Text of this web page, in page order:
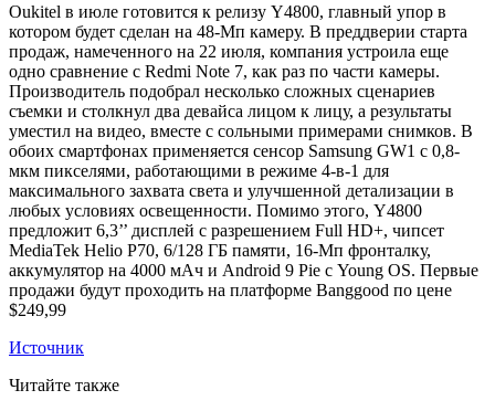
Oukitel в июле готовится к релизу Y4800, главный упор в
котором будет сделан на 48-Мп камеру. В преддверии старта
продаж, намеченного на 22 июля, компания устроила еще
одно сравнение с Redmi Note 7, как раз по части камеры.
Производитель подобрал несколько сложных сценариев
съемки и столкнул два девайса лицом к лицу, а результаты
уместил на видео, вместе с сольными примерами снимков. В
обоих смартфонах применяется сенсор Samsung GW1 с 0,8-
мкм пикселями, работающими в режиме 4-в-1 для
максимального захвата света и улучшенной детализации в
любых условиях освещенности. Помимо этого, Y4800
предложит 6,3’’ дисплей с разрешением Full HD+, чипсет
MediaTek Helio P70, 6/128 ГБ памяти, 16-Мп фронталку,
аккумулятор на 4000 мАч и Android 9 Pie с Young OS. Первые
продажи будут проходить на платформе Banggood по цене
$249,99
Источник
Читайте также